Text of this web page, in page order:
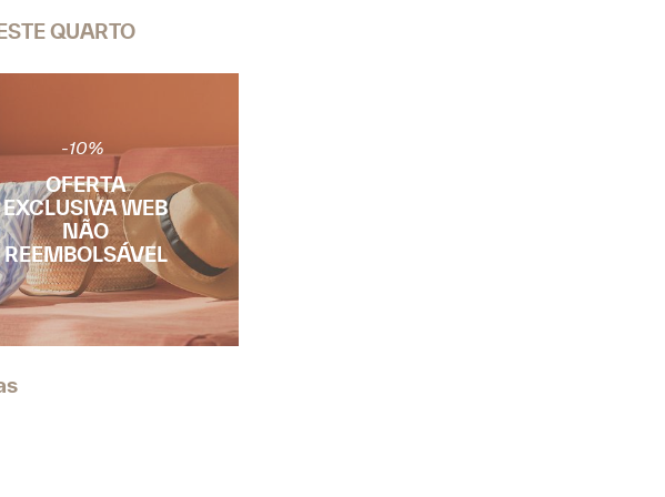
QUARTO
OFERTA
EXCLUSIVA WEB
NÃO
REEMBOLSÁVEL
-10%